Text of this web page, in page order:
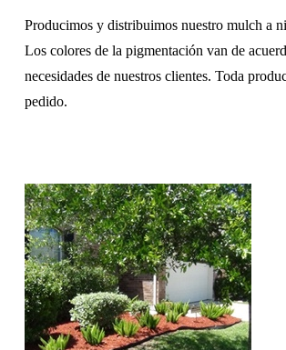
Producimos y distribuimos nuestro mulch a
Los colores de la pigmentación van de
necesidades de nuestros clientes. Toda
pedido.